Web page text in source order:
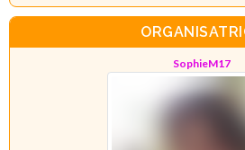
SophieM17